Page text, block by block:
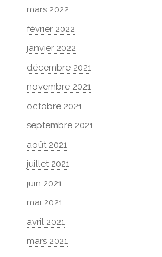
mars 2022
février 2022
janvier 2022
décembre 2021
novembre 2021
octobre 2021
septembre 2021
août 2021
juillet 2021
juin 2021
mai 2021
avril 2021
mars 2021